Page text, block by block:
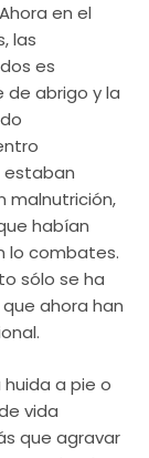
en el
las
es
de abrigo y la
estaban
malnutrición,
habían
lo combates.
sólo se ha
ahora han
a pie o
vida
que agravar